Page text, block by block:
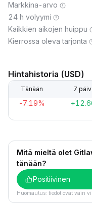
Markkina-arvo
24 h volyymi
Kaikkien aikojen huippu
Kierrossa oleva tarjonta
Hintahistoria (USD)
Tänään 7
-7.19%
Mitä mieltä olet
tänään?
Positiivinen
Huomautus: tiedot ovat vain